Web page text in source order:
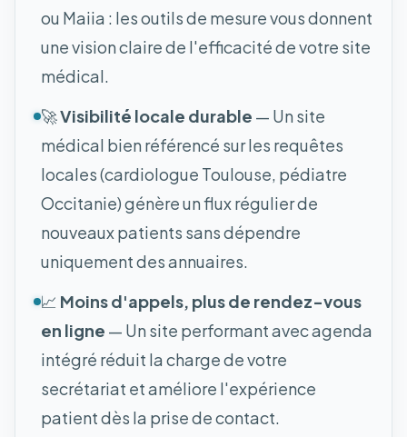
ou Maiia : les outils de mesure vous donnent
une vision claire de l'efficacité de votre site
médical.
🚀Visibilité locale durable — Un site
médical bien référencé sur les requêtes
locales (cardiologue Toulouse, pédiatre
Occitanie) génère un flux régulier de
nouveaux patients sans dépendre
uniquement des annuaires.
📈 Moins d'appels, plus de rendez-vous
en ligne — Un site performant avec agenda
intégré réduit la charge de votre
secrétariat et améliore l'expérience
patient dès la prise de contact.